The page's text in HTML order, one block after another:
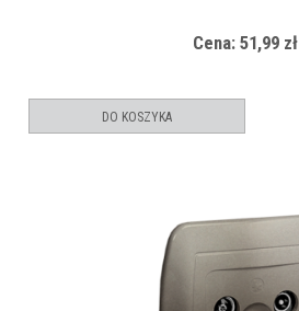
Cena: 51,99 zł
DO KOSZYKA